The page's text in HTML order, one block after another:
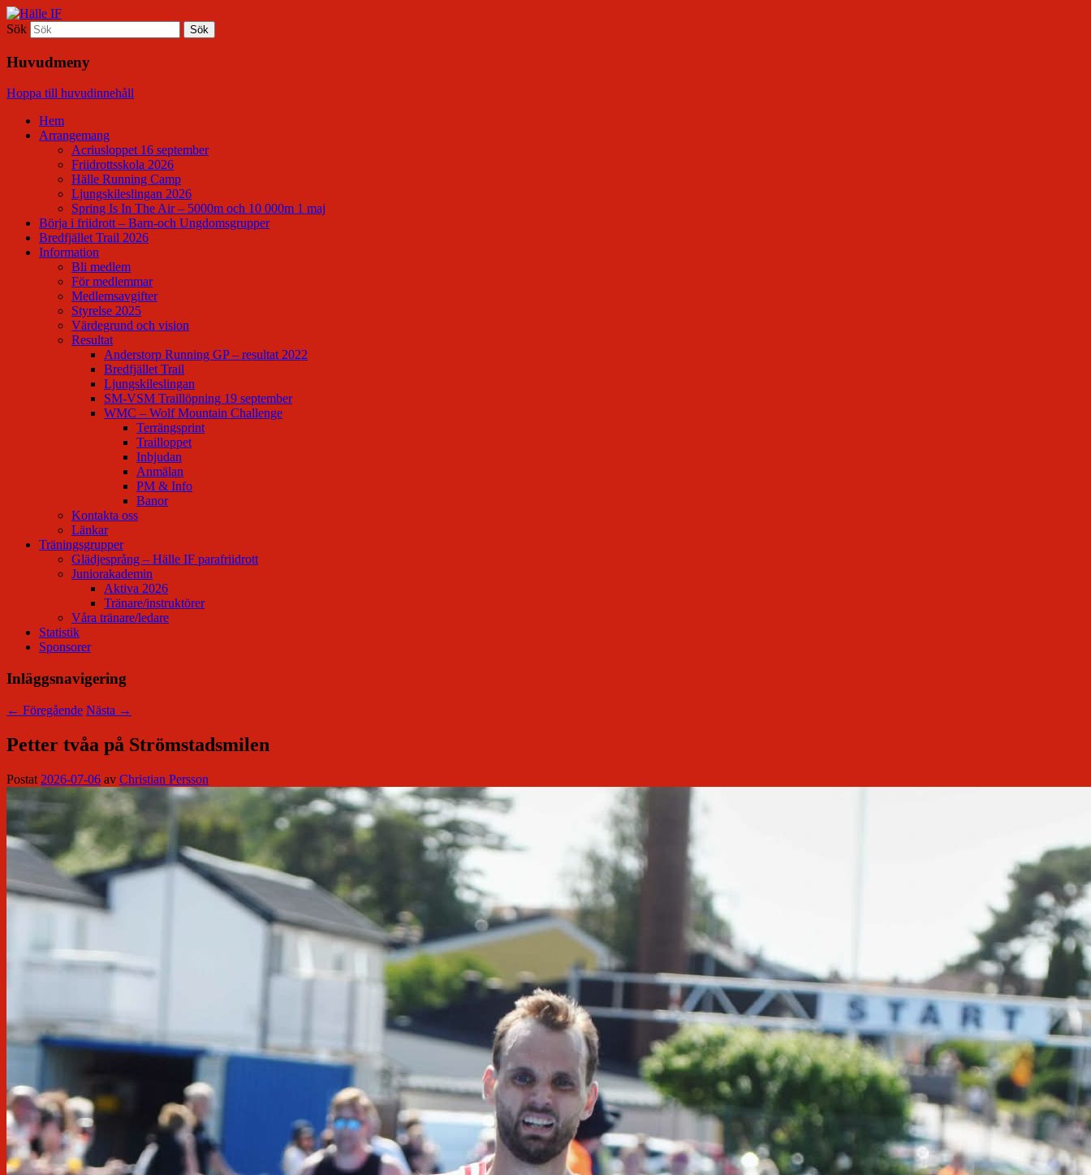
Hälle IF
Sök
Huvudmeny
Hoppa till huvudinnehåll
Hem
Arrangemang
Acriusloppet 16 september
Friidrottsskola 2026
Hälle Running Camp
Ljungskileslingan 2026
Spring Is In The Air – 5000m och 10 000m 1 maj
Börja i friidrott – Barn-och Ungdomsgrupper
Bredfjället Trail 2026
Information
Bli medlem
För medlemmar
Medlemsavgifter
Styrelse 2025
Värdegrund och vision
Resultat
Anderstorp Running GP – resultat 2022
Bredfjället Trail
Ljungskileslingan
SM-VSM Traillöpning 19 september
WMC – Wolf Mountain Challenge
Terrängsprint
Trailloppet
Inbjudan
Anmälan
PM & Info
Banor
Kontakta oss
Länkar
Träningsgrupper
Glädjesprång – Hälle IF parafriidrott
Juniorakademin
Aktiva 2026
Tränare/instruktörer
Våra tränare/ledare
Statistik
Sponsorer
Inläggsnavigering
← Föregående Nästa →
Petter tvåa på Strömstadsmilen
Postat 2026-07-06 av Christian Persson